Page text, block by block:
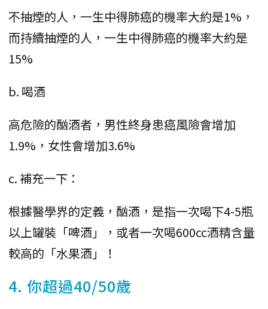
不抽煙的人，一生中得肺癌的機率大約是1%，
而持續抽煙的人，一生中得肺癌的機率大約是
15%
b. 喝酒
高危險的酗酒者，男性終身患癌風險會增加
1.9%，女性會增加3.6%
c. 補充一下：
根據醫學界的定義，酗酒，是指一次喝下4-5瓶
以上罐裝「啤酒」，或者一次喝600cc酒精含量
較高的「水果酒」！
4. 你超過40/50歲